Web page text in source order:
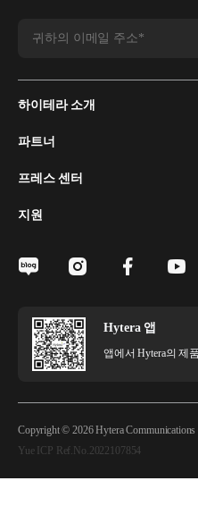
하이테라 소개
파트너
프레스 센터
지원
Hytera 앱
앱에서 Hytera의 제
Copyright © 2026 Hytera
Yue ICP Ref.No.2022107854